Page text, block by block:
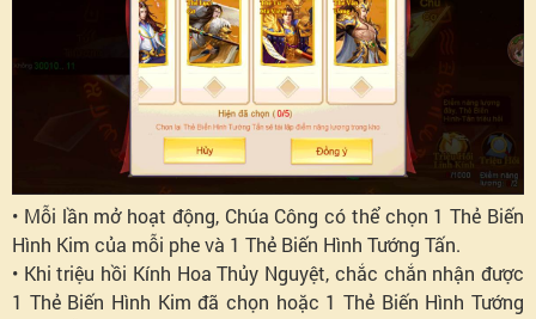
• Mỗi lần mở hoạt động, Chúa Công có thể chọn 1 Thẻ Biến
Hình Kim của mỗi phe và 1 Thẻ Biến Hình Tướng Tấn.
• Khi triệu hồi Kính Hoa Thủy Nguyệt, chắc chắn nhận được
1 Thẻ Biến Hình Kim đã chọn hoặc 1 Thẻ Biến Hình Tướng